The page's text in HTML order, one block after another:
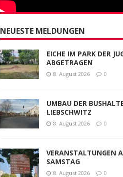
NEUESTE MELDUNGEN
EICHE IM PARK DER
ABGETRAGEN
8. August 2026 0
UMBAU DER
LIEBSCHWITZ
8. August 2026 0
VERANSTALTUNGEN
SAMSTAG
8. August 2026 0